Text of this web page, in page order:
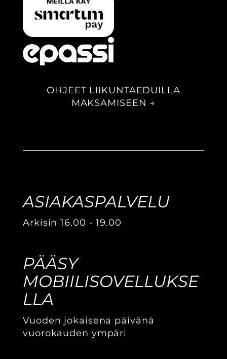
OHJEET LIIKUNTAEDUILLA
MAKSAMISEEN →
ASIAKASPALVELU
Arkisin 16.00 - 19.00
PÄÄSY
MOBIILISOVELLUKSE
LLA
Vuoden jokaisena päivänä
vuorokauden ympäri